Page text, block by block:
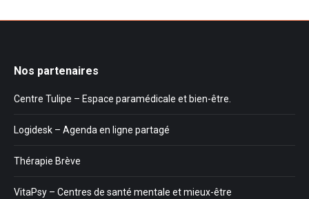
Nos partenaires
Centre Tulipe – Espace paramédicale et bien-être.
Logidesk – Agenda en ligne partagé
Thérapie Brève
VitaPsy – Centres de santé mentale et mieux-être